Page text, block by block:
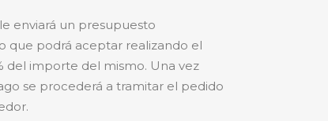
enviará un presupuesto
que podrá aceptar realizando el
del importe del mismo. Una vez
se procederá a tramitar el pedido